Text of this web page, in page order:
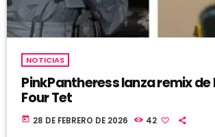
NOTICIAS
PinkPantheress lanza remix de
Four Tet
today 28 DE FEBRERO DE 2026 42